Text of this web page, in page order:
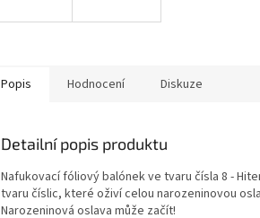
Popis Hodnocení Diskuze
Detailní popis produktu
Nafukovací fóliový balónek ve tvaru čísla 8 -
tvaru číslic, které oživí celou narozeninovou
Narozeninová oslava může začít!